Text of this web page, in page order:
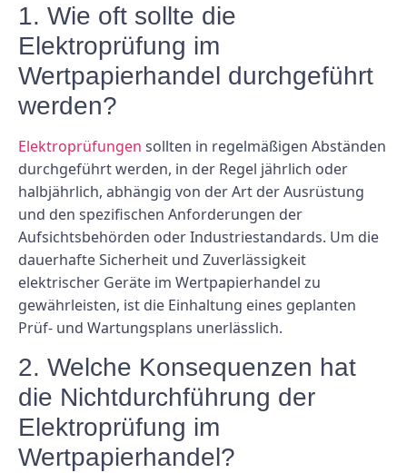
1. Wie oft sollte die
Elektroprüfung im
Wertpapierhandel durchgeführt
werden?
Elektroprüfungen sollten in regelmäßigen Abständen
durchgeführt werden, in der Regel jährlich oder
halbjährlich, abhängig von der Art der Ausrüstung
und den spezifischen Anforderungen der
Aufsichtsbehörden oder Industriestandards. Um die
dauerhafte Sicherheit und Zuverlässigkeit
elektrischer Geräte im Wertpapierhandel zu
gewährleisten, ist die Einhaltung eines geplanten
Prüf- und Wartungsplans unerlässlich.
2. Welche Konsequenzen hat
die Nichtdurchführung der
Elektroprüfung im
Wertpapierhandel?